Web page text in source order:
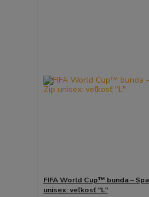
FIFA World Cup™ bunda –
unisex: veľkosť "L"